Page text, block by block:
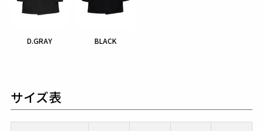
D.GRAY BLACK
サイズ表